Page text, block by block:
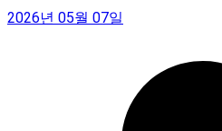
2026년 05월 07일